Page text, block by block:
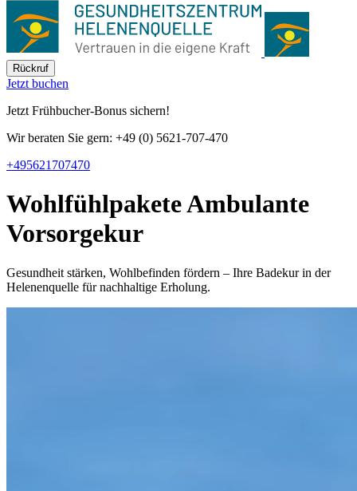
Rückruf
Jetzt buchen
Jetzt Frühbucher-Bonus sichern!
Wir beraten Sie gern: +49 (0) 5621-707-470
+495621707470
WohlfühlpaketeAmbulante
Vorsorgekur
Gesundheit stärken, Wohlbefinden fördern – Ihre Badekur in der
Helenenquelle für nachhaltige Erholung.